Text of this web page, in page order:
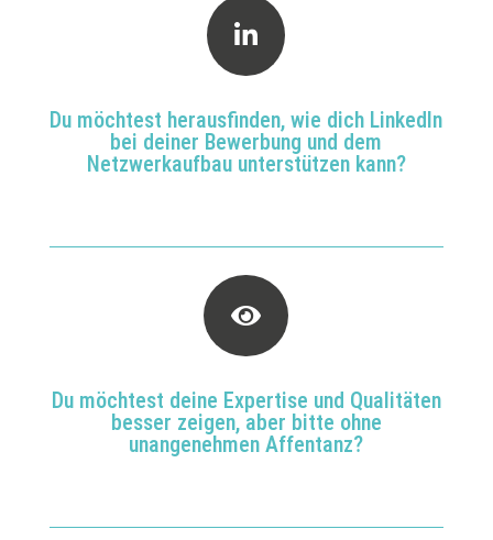

Du möchtest herausfinden, wie dich LinkedIn
bei deiner Bewerbung und dem
Netzwerkaufbau unterstützen kann?

Du möchtest deine Expertise und Qualitäten
besser zeigen, aber bitte ohne
unangenehmen Affentanz?